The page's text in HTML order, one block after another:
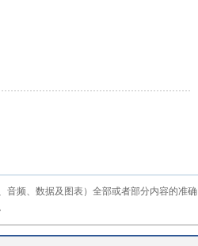
音频、数据及图表）全部或者部分内容的准确